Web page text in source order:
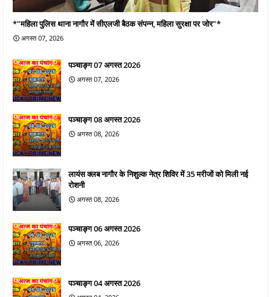
*"महिला पुलिस थाना नागौर में सीएलजी बैठक संपन्न, महिला सुरक्षा पर जोर"*
अगस्त 07, 2026
पञ्चाङ्ग 07 अगस्त 2026
अगस्त 07, 2026
पञ्चाङ्ग 08 अगस्त 2026
अगस्त 08, 2026
लायंस क्लब नागौर के निशुल्क नेत्र शिविर में 35 मरीजों को मिली नई
रोशनी
अगस्त 08, 2026
पञ्चाङ्ग 06 अगस्त 2026
अगस्त 06, 2026
पञ्चाङ्ग 04 अगस्त 2026